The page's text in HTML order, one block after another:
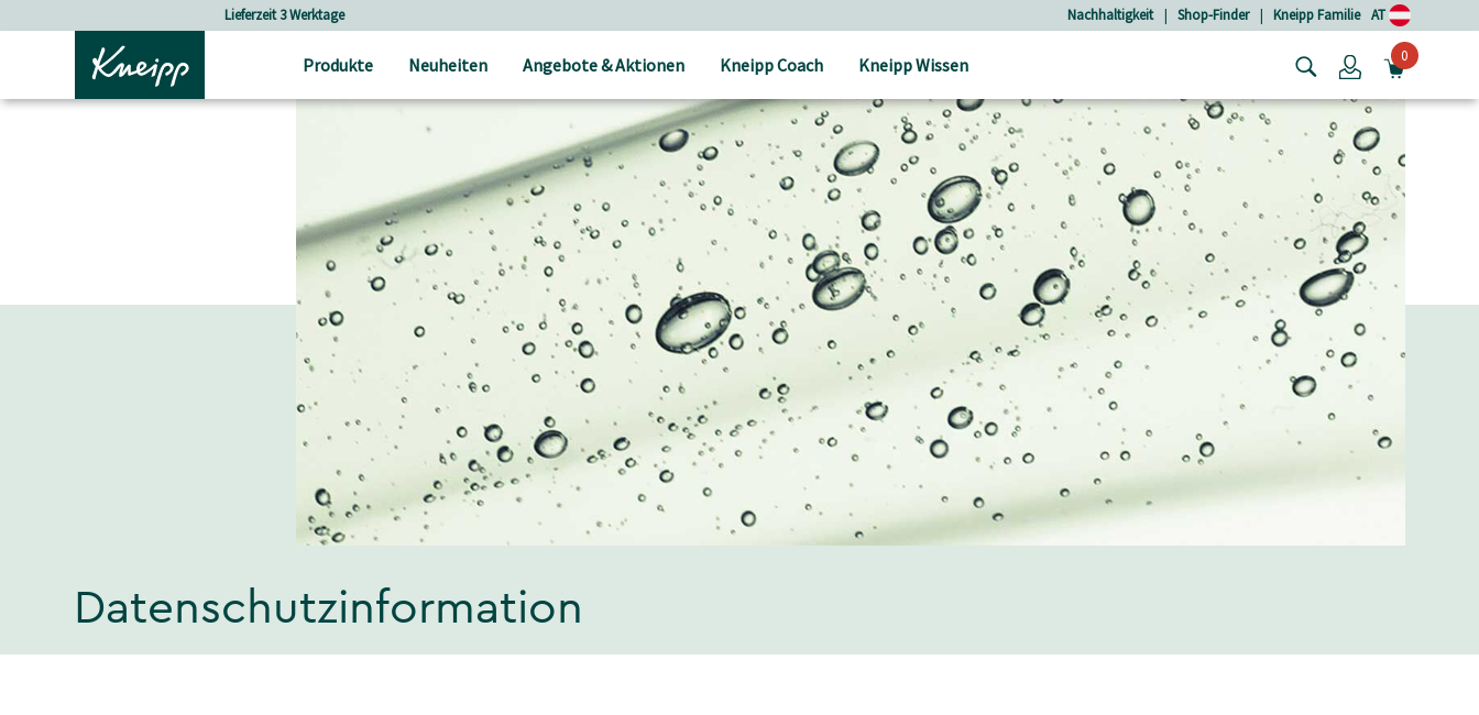
Lieferzeit 3 Werktage Nachhaltigkeit | Shop-Finder | Kneipp Familie AT
Produkte Neuheiten Angebote & Aktionen Kneipp Coach Kneipp Wissen Login0
Datenschutzinformation